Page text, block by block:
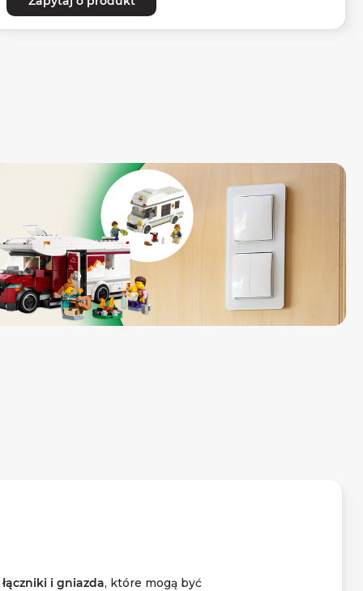
łączniki i gniazda, które mogą być